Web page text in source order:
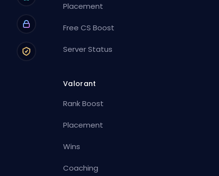
Placement
Free CS Boost
Server Status
Valorant
Rank Boost
Placement
Wins
Coaching